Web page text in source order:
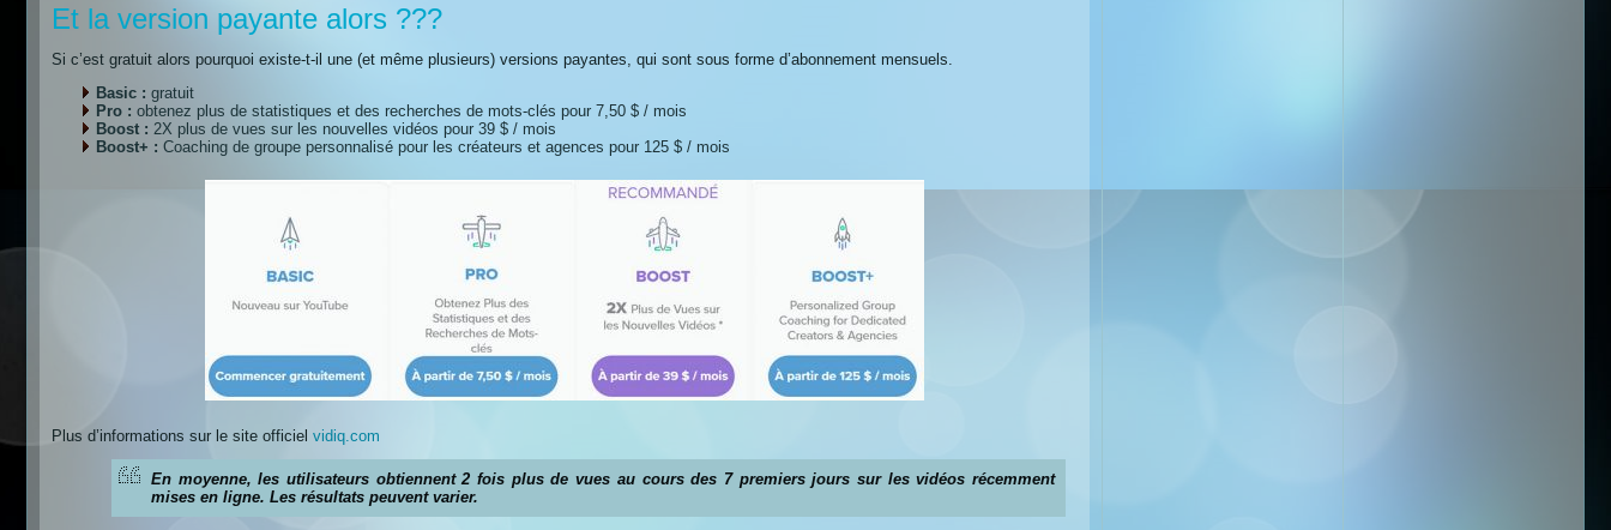
Et la version payante alors ???
Si c’est gratuit alors pourquoi existe-t-il une (et même plusieurs) versions payantes, qui sont sous forme d’abonnement mensuels.
Basic : gratuit
Pro : obtenez plus de statistiques et des recherches de mots-clés pour 7,50 $ / mois
Boost : 2X plus de vues sur les nouvelles vidéos pour 39 $ / mois
Boost+ : Coaching de groupe personnalisé pour les créateurs et agences pour 125 $ / mois
Plus d’informations sur le site officiel vidiq.com
En moyenne, les utilisateurs obtiennent 2 fois plus de vues au cours des 7 premiers jours sur les vidéos récemment
mises en ligne. Les résultats peuvent varier.